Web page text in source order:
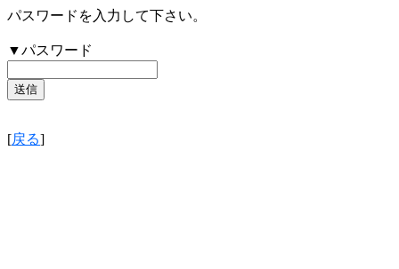
パスワードを入力して下さい。
▼パスワード
[戻る]